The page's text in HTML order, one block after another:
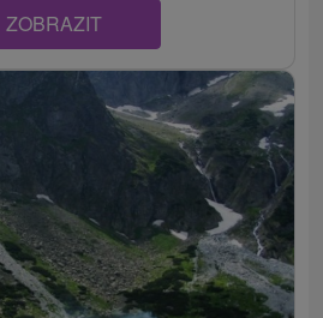
ZOBRAZIT